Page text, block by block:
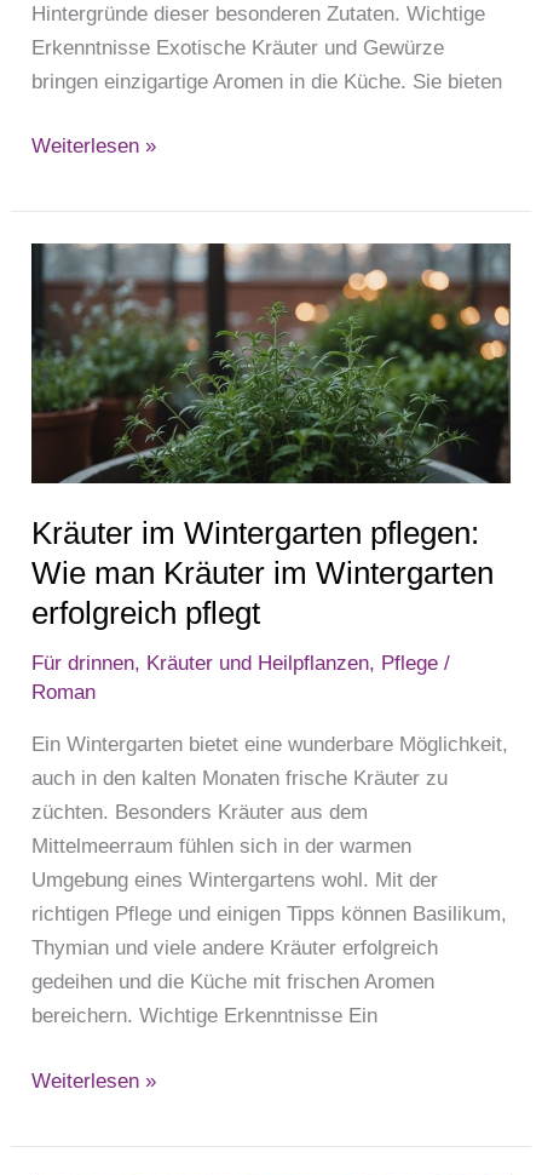
Hintergründe dieser besonderen Zutaten. Wichtige
Erkenntnisse Exotische Kräuter und Gewürze
bringen einzigartige Aromen in die Küche. Sie bieten
Weiterlesen »
Kräuter im Wintergarten pflegen:
Wie man Kräuter im Wintergarten
erfolgreich pflegt
Für drinnen, Kräuter und Heilpflanzen, Pflege /
Roman
Ein Wintergarten bietet eine wunderbare Möglichkeit,
auch in den kalten Monaten frische Kräuter zu
züchten. Besonders Kräuter aus dem
Mittelmeerraum fühlen sich in der warmen
Umgebung eines Wintergartens wohl. Mit der
richtigen Pflege und einigen Tipps können Basilikum,
Thymian und viele andere Kräuter erfolgreich
gedeihen und die Küche mit frischen Aromen
bereichern. Wichtige Erkenntnisse Ein
Kräuter
Wintergarten
pflegen:
Wie
man
Kräuter
Wintergarten
erfolgreich
pflegt
Weiterlesen »